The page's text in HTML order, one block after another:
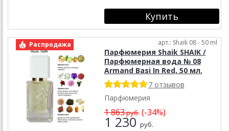
Распродажа арт.: Shaik 08 - 50 ml
Парфюмерия Shaik SHAIK /
Парфюмерная вода № 08
Armand Basi In Red, 50 мл.
7 отзывов
Парфюмерия
1 863руб.(-34%)
1 230 руб.